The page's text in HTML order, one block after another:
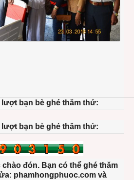
lượt bạn bè ghé thăm thứ:
lượt bạn bè ghé thăm thứ:
đón. Bạn có thể ghé thăm
phamhongphuoc.com và